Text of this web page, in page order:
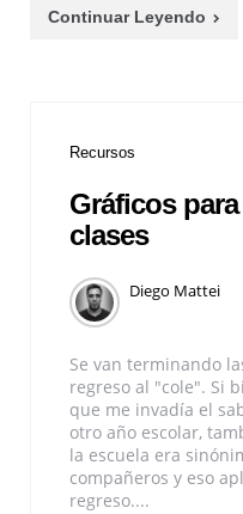
Continuar Leyendo
Recursos
Gráficos
clases
Diego Mattei
Se van terminando
regreso al "cole". Si
que me invadía el
otro año escolar,
la escuela era
compañeros y eso
regreso....